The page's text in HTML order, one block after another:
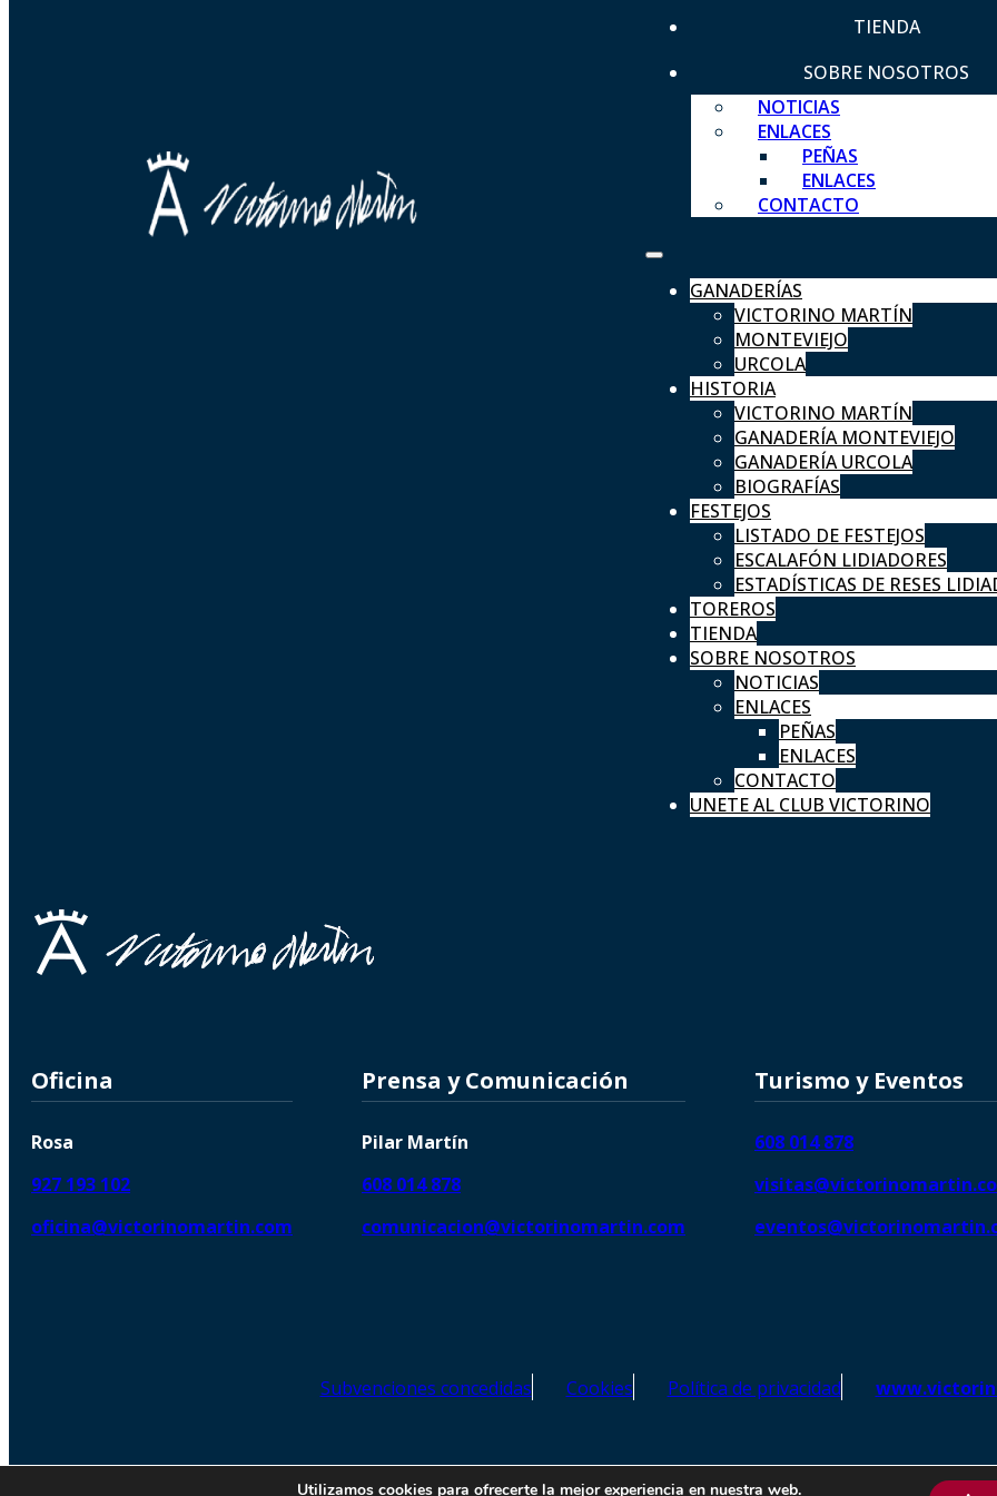
TIENDA
SOBRE NOSOTROS
NOTICIAS
ENLACES
PEÑAS
ENLACES
CONTACTO
GANADERÍAS
VICTORINO MARTÍN
MONTEVIEJO
URCOLA
HISTORIA
VICTORINO MARTÍN
GANADERÍA MONTEVIEJO
GANADERÍA URCOLA
BIOGRAFÍAS
FESTEJOS
LISTADO DE FESTEJOS
ESCALAFÓN LIDIADORES
ESTADÍSTICAS DE RESES
TOREROS
TIENDA
SOBRE NOSOTROS
NOTICIAS
ENLACES
PEÑAS
ENLACES
CONTACTO
UNETE AL CLUB VICTORINO
Oficina
Rosa
927 193 102
oficina@victorinomartin.com
Prensa y Comunicación
Pilar Martín
608 014 878
comunicacion@victorinomartin.com
Turismo y Eventos
608 014 878
Subvenciones concedidas Cookies Política de privacidad
© 2026 Copyright © | Victorino Martín – Todos los derechos reservados | SEO de Agencia
Utilizamos cookies para ofrecerte la mejor experiencia en nuestra web.